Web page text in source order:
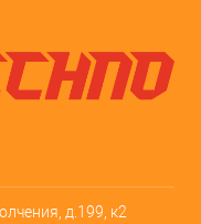
д.199, к2